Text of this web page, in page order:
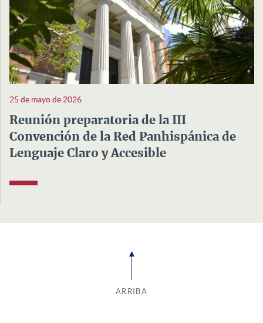
25 de mayo de 2026
Reunión preparatoria de la III
Convención de la Red Panhispánica de
Lenguaje Claro y Accesible
ARRIBA